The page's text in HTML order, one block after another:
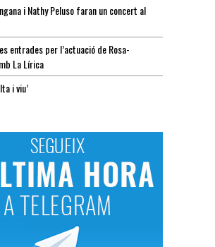
i Nathy Peluso faran un concert al
entrades per l’actuació de Rosa-
La Lírica
i viu’